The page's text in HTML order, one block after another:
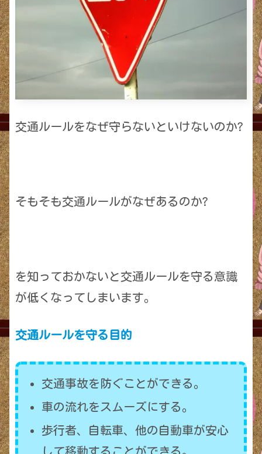
交通ルールをなぜ守らないといけないのか?
そもそも交通ルールがなぜあるのか?
を知っておかないと交通ルールを守る意識
が低くなってしまいます。
交通ルールを守る 目的
交通事故を防ぐことができる。
車の流れをスムーズにする。
歩行者、自転車、他の自動車が安心
して移動することができる。